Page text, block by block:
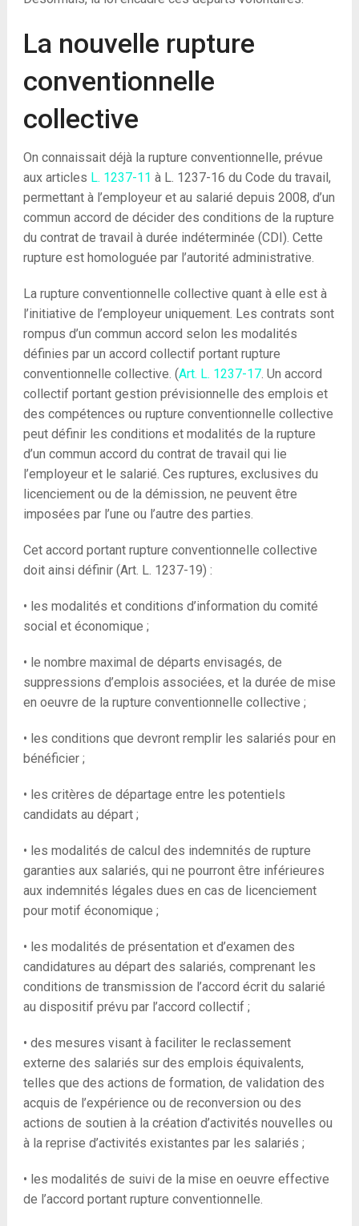
La nouvelle rupture
conventionnelle
collective
On connaissait déjà la rupture conventionnelle, prévue
aux articles L. 1237-11 à L. 1237-16 du Code du travail,
permettant à l’employeur et au salarié depuis 2008, d’un
commun accord de décider des conditions de la rupture
du contrat de travail à durée indéterminée (CDI). Cette
rupture est homologuée par l’autorité administrative.
La rupture conventionnelle collective quant à elle est à
l’initiative de l’employeur uniquement. Les contrats sont
rompus d’un commun accord selon les modalités
définies par un accord collectif portant rupture
conventionnelle collective. (Art. L. 1237-17. Un accord
collectif portant gestion prévisionnelle des emplois et
des compétences ou rupture conventionnelle collective
peut définir les conditions et modalités de la rupture
d’un commun accord du contrat de travail qui lie
l’employeur et le salarié. Ces ruptures, exclusives du
licenciement ou de la démission, ne peuvent être
imposées par l’une ou l’autre des parties.
Cet accord portant rupture conventionnelle collective
doit ainsi définir (Art. L. 1237-19) :
• les modalités et conditions d’information du comité
social et économique ;
• le nombre maximal de départs envisagés, de
suppressions d’emplois associées, et la durée de mise
en oeuvre de la rupture conventionnelle collective ;
• les conditions que devront remplir les salariés pour en
bénéficier ;
• les critères de départage entre les potentiels
candidats au départ ;
• les modalités de calcul des indemnités de rupture
garanties aux salariés, qui ne pourront être inférieures
aux indemnités légales dues en cas de licenciement
pour motif économique ;
• les modalités de présentation et d’examen des
candidatures au départ des salariés, comprenant les
conditions de transmission de l’accord écrit du salarié
au dispositif prévu par l’accord collectif ;
• des mesures visant à faciliter le reclassement
externe des salariés sur des emplois équivalents,
telles que des actions de formation, de validation des
acquis de l’expérience ou de reconversion ou des
actions de soutien à la création d’activités nouvelles ou
à la reprise d’activités existantes par les salariés ;
• les modalités de suivi de la mise en oeuvre effective
de l’accord portant rupture conventionnelle.